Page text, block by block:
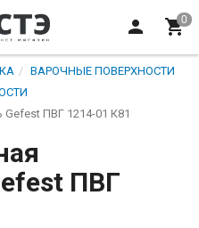
ВАРОЧНЫЕ ПОВЕРХНОСТИ
ПВГ 1214-01 К81
ПВГ